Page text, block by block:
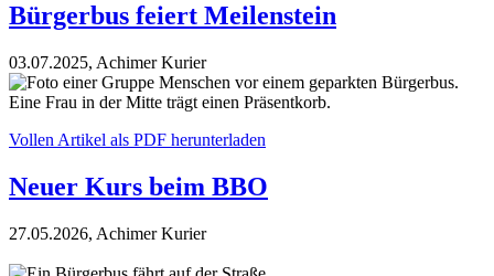
Bürgerbus feiert Meilenstein
03.07.2025, Achimer Kurier
Vollen Artikel als PDF herunterladen
Neuer Kurs beim BBO
27.05.2026, Achimer Kurier